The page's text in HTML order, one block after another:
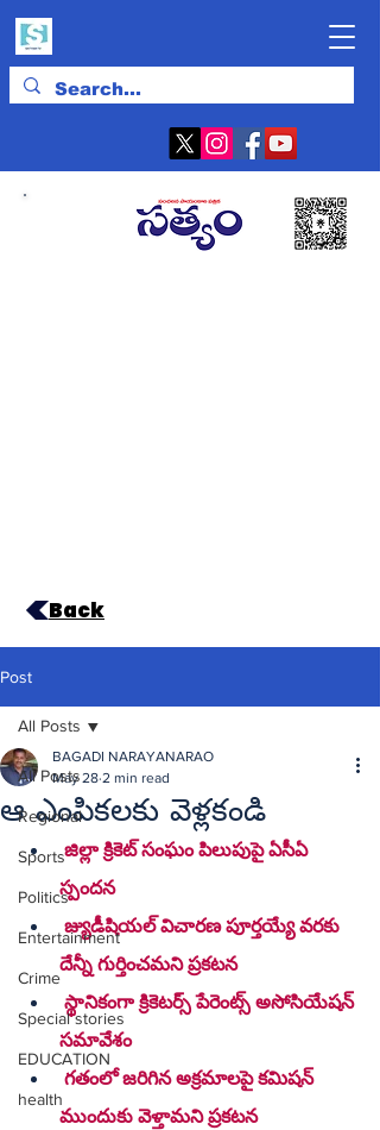
Back
Post
All Posts
Regional
Sports
Politics
Entertainment
Crime
Special stories
EDUCATION
health
All Posts
ఆ ఎంపికలకు వెళ్లకండి
BAGADI NARAYANARAO
May 28 2 min read
జిల్లా క్రికెట్ సంఘం పిలుపుపై ఏసీఏ
స్పందన
దేన్నీ గుర్తించమని ప్రకటన
సమావేశం
ముందుకు వెళ్తామని ప్రకటన